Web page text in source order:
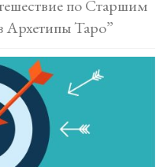
по Старшим
Архетипы Таро”